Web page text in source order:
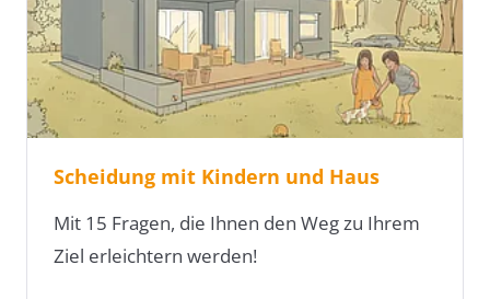
Scheidung mit Kindern und Haus
Mit 15 Fragen, die Ihnen den Weg zu Ihrem
Ziel erleichtern werden!